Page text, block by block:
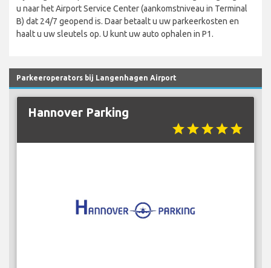
u naar het Airport Service Center (aankomstniveau in Terminal
B) dat 24/7 geopend is. Daar betaalt u uw parkeerkosten en
haalt u uw sleutels op. U kunt uw auto ophalen in P1.
Parkeeroperators bij Langenhagen Airport
Hannover Parking
starstarstarstarstar